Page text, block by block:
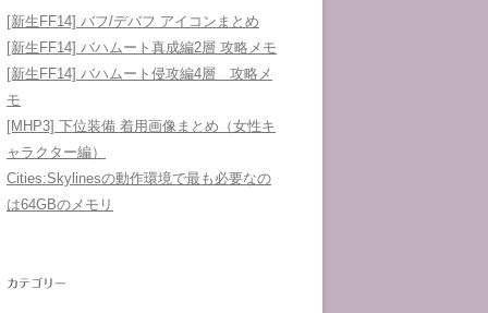
[新生FF14] バフ/デバフ アイコンまとめ
[新生FF14] バハムート真成編2層 攻略メモ
[新生FF14] バハムート侵攻編4層 攻略メ
モ
[MHP3] 下位装備 着用画像まとめ（女性キ
ャラクター編）
Cities:Skylinesの動作環境で最も必要なの
は64GBのメモリ
カテゴリー